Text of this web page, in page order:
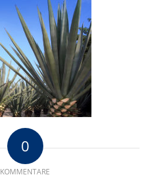
0
KOMMENTARE